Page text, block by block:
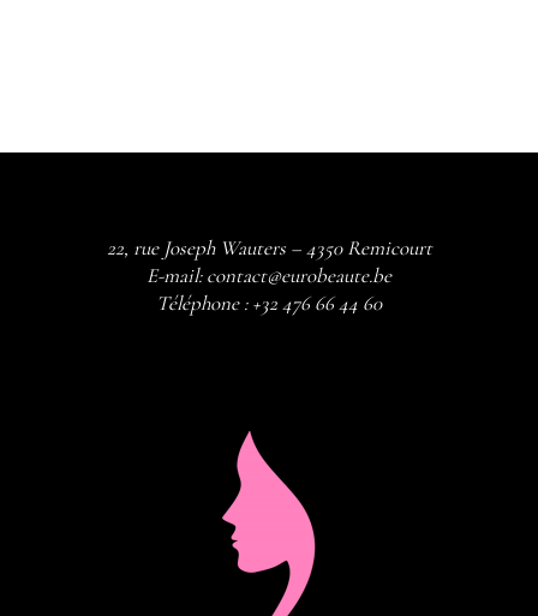
22, rue Joseph Wauters – 4350 Remicourt
E-mail:contact@eurobeaute.be
Téléphone :+32 476 66 44 60